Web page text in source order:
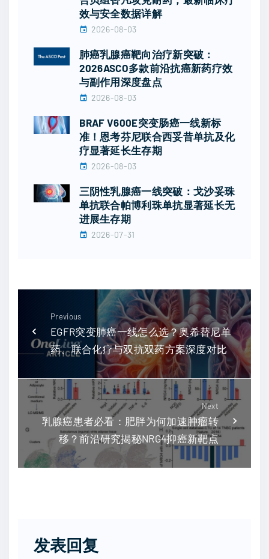
效与安全数据详解
2026-08-03
肺癌乳腺癌靶向治疗新突破：
2026ASCO多款前沿抗癌新药疗效
与副作用深度盘点
2026-08-03
BRAF V600E突变肠癌一线新标
准！恩考芬尼联合西妥昔单抗及化
疗显著延长生存期
2026-08-03
三阴性乳腺癌一线突破：戈沙妥珠
单抗联合帕博利珠单抗显著延长无
进展生存期
2026-07-31
Previous
EGFR突变肺癌一线怎么选？奥希替尼单
药、联合化疗与双抗双药方案深度对比
Next
乳腺癌患者必看：肥胖为何加速肿瘤转
移？前沿研究揭秘NRG4抑癌新靶点
发表回复